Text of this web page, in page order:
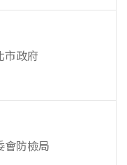
市政府
會防檢局